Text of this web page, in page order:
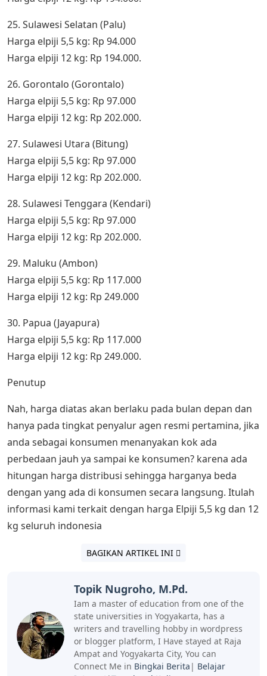
25. Sulawesi Selatan (Palu)
Harga elpiji 5,5 kg: Rp 94.000
Harga elpiji 12 kg: Rp 194.000.
26. Gorontalo (Gorontalo)
Harga elpiji 5,5 kg: Rp 97.000
Harga elpiji 12 kg: Rp 202.000.
27. Sulawesi Utara (Bitung)
Harga elpiji 5,5 kg: Rp 97.000
Harga elpiji 12 kg: Rp 202.000.
28. Sulawesi Tenggara (Kendari)
Harga elpiji 5,5 kg: Rp 97.000
Harga elpiji 12 kg: Rp 202.000.
29. Maluku (Ambon)
Harga elpiji 5,5 kg: Rp 117.000
Harga elpiji 12 kg: Rp 249.000
30. Papua (Jayapura)
Harga elpiji 5,5 kg: Rp 117.000
Harga elpiji 12 kg: Rp 249.000.
Penutup
Nah, harga diatas akan berlaku pada bulan depan dan
hanya pada tingkat penyalur agen resmi pertamina, jika
anda sebagai konsumen menanyakan kok ada
perbedaan jauh ya sampai ke konsumen? karena ada
hitungan harga distribusi sehingga harganya beda
dengan yang ada di konsumen secara langsung. Itulah
informasi kami terkait dengan harga Elpiji 5,5 kg dan 12
kg seluruh indonesia
BAGIKAN ARTIKEL INI
Topik Nugroho, M.Pd.
Iam a master of education from one of the
state universities in Yogyakarta, has a
writers and travelling hobby in wordpress
or blogger platform, I Have stayed at Raja
Ampat and Yogyakarta City, You can
Connect Me in Bingkai Berita | Belajar